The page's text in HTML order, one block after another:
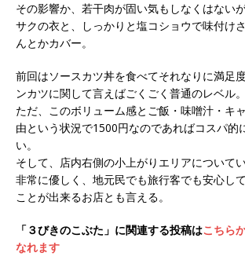
その影響か、若干肉が固い気もしなくはない
サクの衣と、しっかりと塩コショウで味付け
んとかカバー。
前回はソースカツ丼を食べてそれなりに満足
ンカツに関して言えばごくごく普通のレベル。
ただ、このボリューム感とご飯・味噌汁・キ
由という状況で1500円なのであればコスパ的
い。
そして、店内右側の小上がりエリアについて
非常に優しく、地元民でも旅行客でも安心し
ことが出来るお店とも言える。
「３びきのこぶた」に関連する投稿はこちら
なれます